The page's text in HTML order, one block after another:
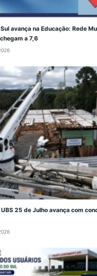
avança na Educação: Rede
a 7,6
25 de Julho avança com